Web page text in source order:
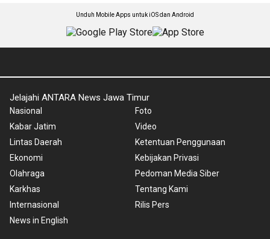
Unduh Mobile Apps untuk iOS dan Android
Jelajahi ANTARA News Jawa Timur
Nasional
Kabar Jatim
Lintas Daerah
Ekonomi
Olahraga
Karkhas
Internasional
News in English
Foto
Video
Ketentuan Penggunaan
Kebijakan Privasi
Pedoman Media Siber
Tentang Kami
Rilis Pers